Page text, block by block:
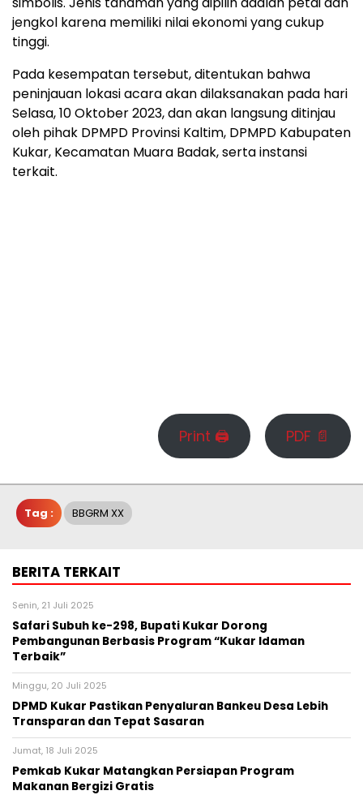
jengkol karena memiliki nilai ekonomi yang cukup
tinggi.
Pada kesempatan tersebut, ditentukan bahwa
peninjauan lokasi acara akan dilaksanakan pada hari
Selasa, 10 Oktober 2023, dan akan langsung ditinjau
oleh pihak DPMPD Provinsi Kaltim, DPMPD Kabupaten
Kukar, Kecamatan Muara Badak, serta instansi
terkait.
Print 🖨 PDF 📄
Tag : BBGRM XX
BERITA TERKAIT
Senin, 21 Juli 2025
Safari Subuh ke-298, Bupati Kukar Dorong
Pembangunan Berbasis Program “Kukar Idaman
Terbaik”
Minggu, 20 Juli 2025
DPMD Kukar Pastikan Penyaluran Bankeu Desa Lebih
Transparan dan Tepat Sasaran
Jumat, 18 Juli 2025
Pemkab Kukar Matangkan Persiapan Program
Makanan Bergizi Gratis